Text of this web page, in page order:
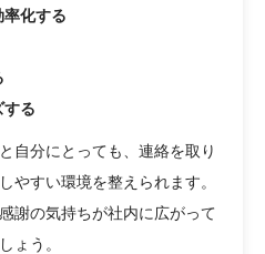
化する
る
自分にとっても、連絡を取り
やすい環境を整えられます。
謝の気持ちが社内に広がって
ょう。